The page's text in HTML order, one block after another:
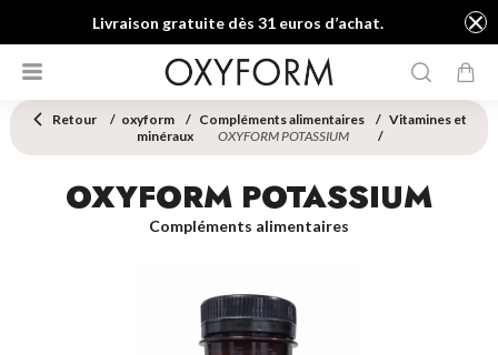
Livraison gratuite dès 31 euros d’achat.
Retour oxyform Compléments alimentaires
Vitamines et
minéraux
OXYFORM POTASSIUM
OXYFORM POTASSIUM
Compléments alimentaires